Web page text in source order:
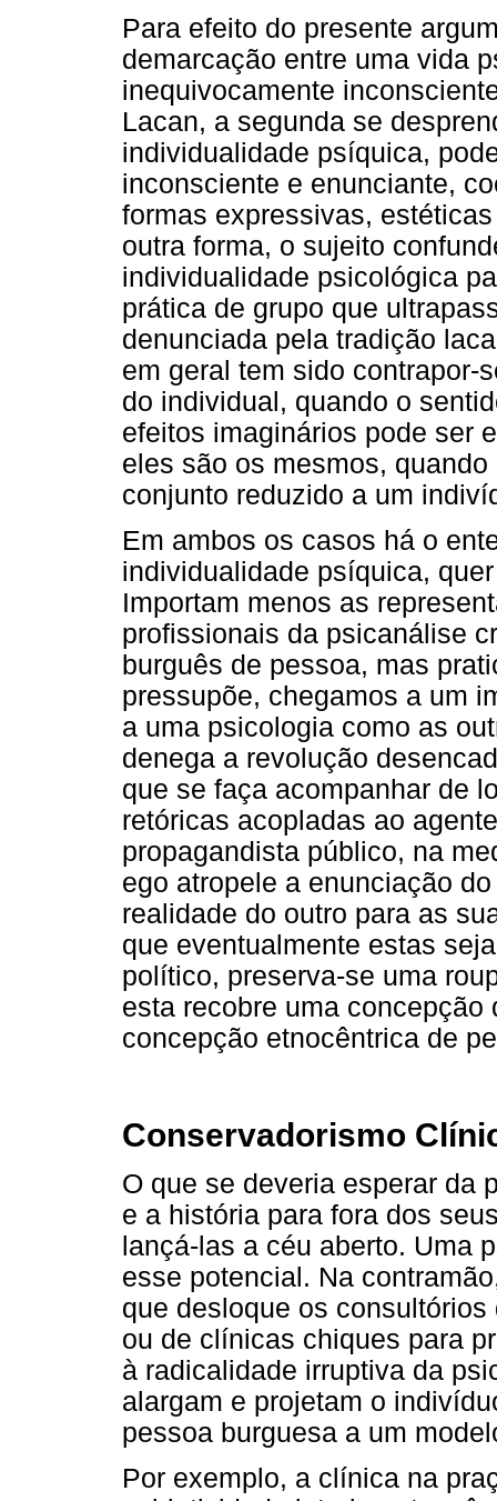
Para efeito do presente
demarcação entre uma vida
inequivocamente
Lacan, a segunda se
individualidade psíquica,
inconsciente e enunciante,
formas expressivas,
outra forma, o sujeito
individualidade psicológica
prática de grupo que
denunciada pela tradição
em geral tem sido contrapor-
do individual, quando o
efeitos imaginários pode ser
eles são os mesmos,
conjunto reduzido a um
Em ambos os casos há o
individualidade psíquica,
Importam menos as
profissionais da psicanálise
burguês de pessoa, mas
pressupõe, chegamos a um
a uma psicologia como as
denega a revolução
que se faça acompanhar de
retóricas acopladas ao
propagandista público, na
ego atropele a enunciação
realidade do outro para as
que eventualmente estas
político, preserva-se uma
esta recobre uma
concepção etnocêntrica de
Conservadorismo
O que se deveria esperar da
e a história para fora dos
lançá-las a céu aberto. Uma
esse potencial. Na
que desloque os
ou de clínicas chiques para
à radicalidade irruptiva da
alargam e projetam o
pessoa burguesa a um
Por exemplo, a clínica na